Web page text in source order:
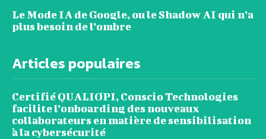
Le Mode IA de Google, ou le Shadow AI qui n’a
plus besoin de l’ombre
Articles populaires
Certifié QUALIOPI, Conscio Technologies
facilite l’onboarding des nouveaux
collaborateurs en matière de sensibilisation
à la cybersécurité